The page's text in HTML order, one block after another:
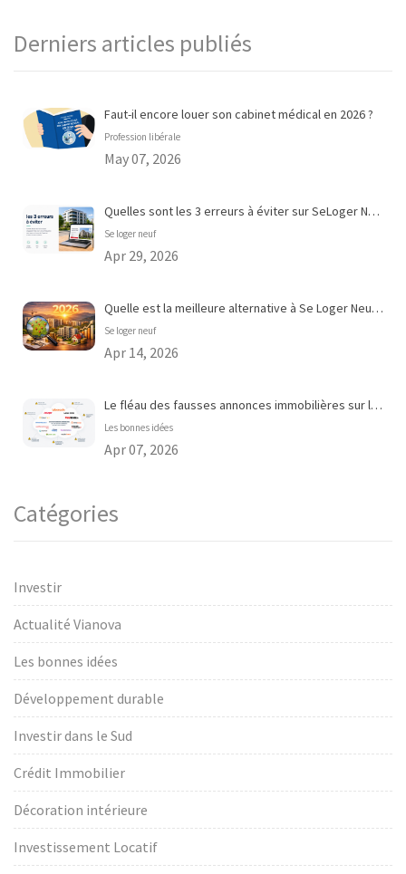
Derniers articles publiés
Faut-il encore louer son cabinet médical en 2026 ?
Profession libérale
May 07, 2026
Quelles sont les 3 erreurs à éviter sur SeLoger Neuf ?
Se loger neuf
Apr 29, 2026
Quelle est la meilleure alternative à Se Loger Neuf pour acheter dans le neuf en 2026 ?
Se loger neuf
Apr 14, 2026
Le fléau des fausses annonces immobilières sur les portails en ligne
Les bonnes idées
Apr 07, 2026
Catégories
Investir
Actualité Vianova
Les bonnes idées
Développement durable
Investir dans le Sud
Crédit Immobilier
Décoration intérieure
Investissement Locatif